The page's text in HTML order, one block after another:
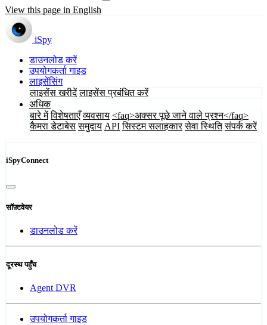
View this page in English
iSpy
डाउनलोड करें
उपयोगकर्ता गाइड
लाइसेंसिंग
लाइसेंस खरीदें लाइसेंस प्रबंधित करें
अधिक
बारे में विशेषताएँ व्यवसाय <faq>अक्सर पूछे जाने वाले प्रश्न</faq>
कैमरा डेटाबेस समुदाय API सिस्टम सलाहकार सेवा स्थिति संपर्क करें
iSpyConnect
सॉफ़्टवेयर
डाउनलोड करें
दूरस्थ पहुँच
Agent DVR
उपयोगकर्ता गाइड